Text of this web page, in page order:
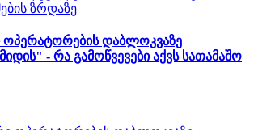
დაბლოკვაზე
- რა გამოწვევები აქვს სათამაშო